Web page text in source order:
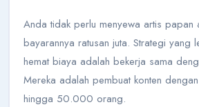
Anda tidak perlu menyewa artis papan
bayarannya ratusan juta. Strategi yang
hemat biaya adalah bekerja sama
Mereka adalah pembuat konten
hingga 50.000 orang.